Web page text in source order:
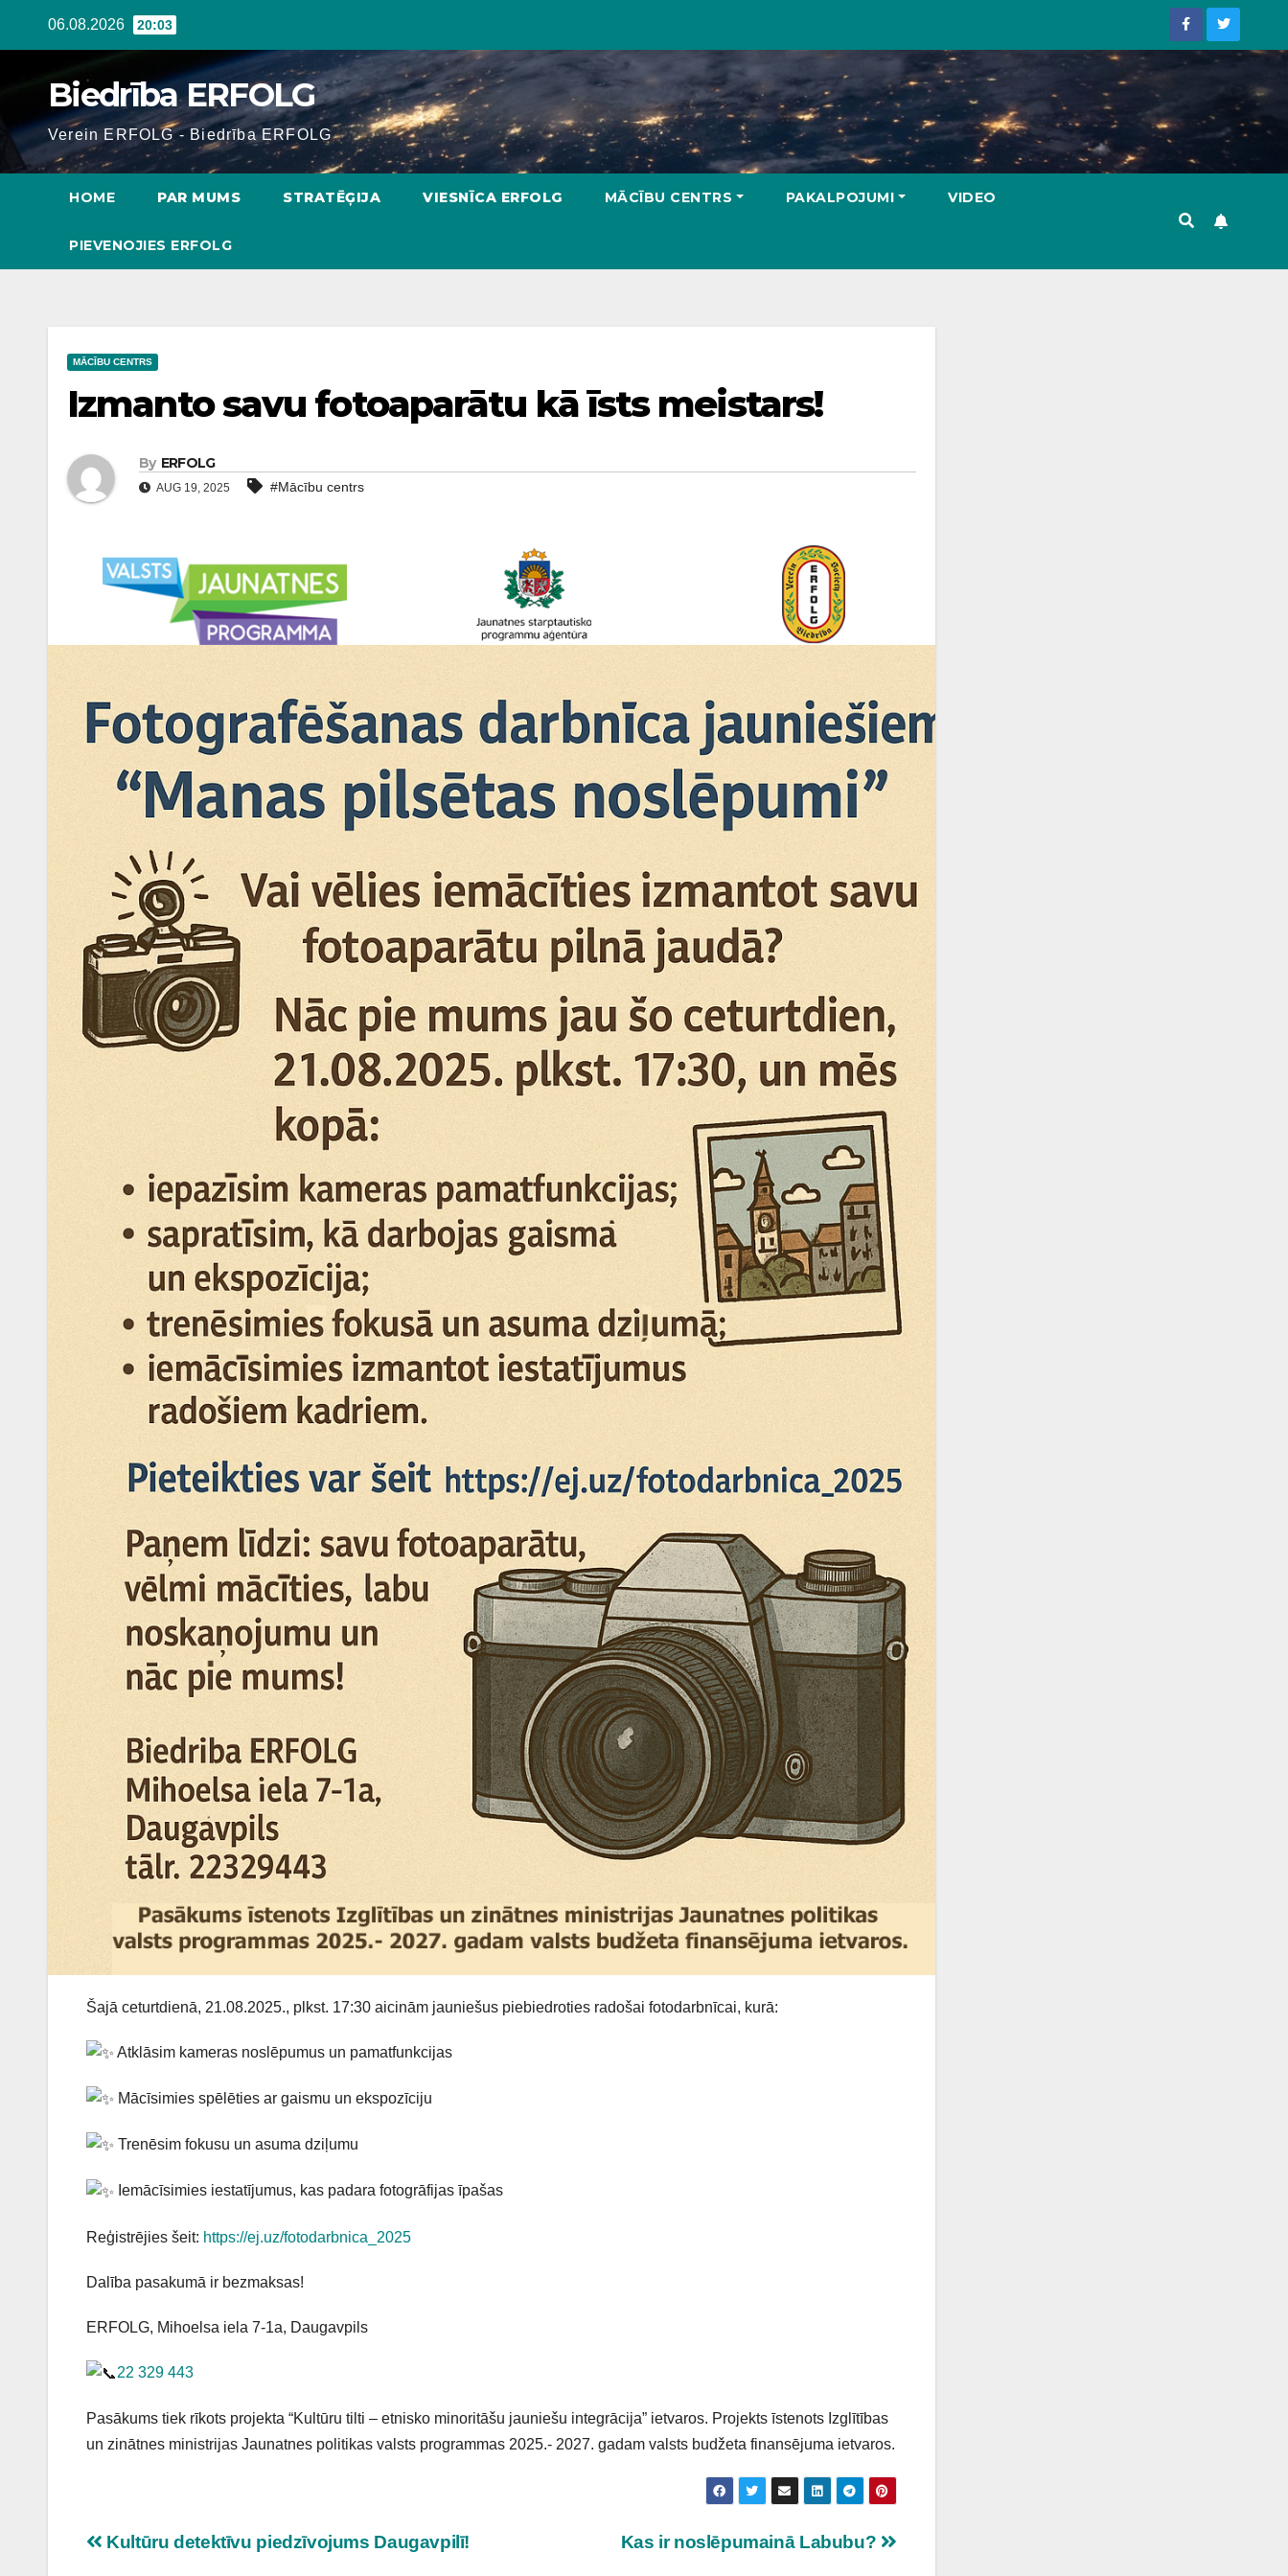
06.08.2026 20:03
Biedrība ERFOLG
Verein ERFOLG - Biedrība ERFOLG
HOME PAR MUMS STRATĒĢIJA VIESNĪCA ERFOLG MĀCĪBU CENTRS PAKALPOJUMI VIDEO
PIEVENOJIES ERFOLG
MĀCĪBU CENTRS
Izmanto savu fotoaparātu kā īsts meistars!
By ERFOLG
AUG 19, 2025 #Mācību centrs
Šajā ceturtdienā, 21.08.2025., plkst. 17:30 aicinām jauniešus piebiedroties radošai fotodarbnīcai, kurā:
Atklāsim kameras noslēpumus un pamatfunkcijas
Mācīsimies spēlēties ar gaismu un ekspozīciju
Trenēsim fokusu un asuma dziļumu
Iemācīsimies iestatījumus, kas padara fotogrāfijas īpašas
Reģistrējies šeit: https://ej.uz/fotodarbnica_2025
Dalība pasakumā ir bezmaksas!
ERFOLG, Mihoelsa iela 7-1a, Daugavpils
22 329 443
Pasākums tiek rīkots projekta “Kultūru tilti – etnisko minoritāšu jauniešu integrācija” ietvaros. Projekts īstenots Izglītības
un zinātnes ministrijas Jaunatnes politikas valsts programmas 2025.- 2027. gadam valsts budžeta finansējuma ietvaros.
Ziņu
Kas ir noslēpumainā Labubu?
Kultūru detektīvu piedzīvojums Daugavpilī!